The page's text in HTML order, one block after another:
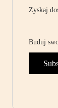
Zyskaj
Buduj